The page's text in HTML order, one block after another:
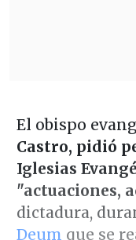
El obispo
Castro, pidió
Iglesias
"actuaciones,
dictadura,
Deum que se